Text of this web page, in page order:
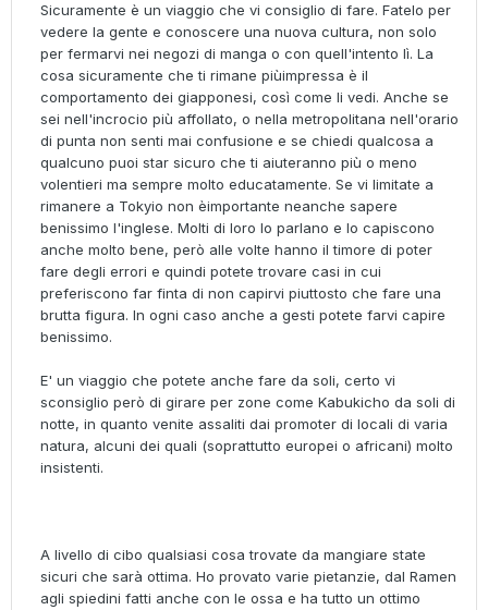
Sicuramente è un viaggio che vi consiglio di fare. Fatelo per
vedere la gente e conoscere una nuova cultura, non solo
per fermarvi nei negozi di manga o con quell'intento lì. La
cosa sicuramente che ti rimane piùimpressa è il
comportamento dei giapponesi, così come li vedi. Anche se
sei nell'incrocio più affollato, o nella metropolitana nell'orario
di punta non senti mai confusione e se chiedi qualcosa a
qualcuno puoi star sicuro che ti aiuteranno più o meno
volentieri ma sempre molto educatamente. Se vi limitate a
rimanere a Tokyio non èimportante neanche sapere
benissimo l'inglese. Molti di loro lo parlano e lo capiscono
anche molto bene, però alle volte hanno il timore di poter
fare degli errori e quindi potete trovare casi in cui
preferiscono far finta di non capirvi piuttosto che fare una
brutta figura. In ogni caso anche a gesti potete farvi capire
benissimo.
E' un viaggio che potete anche fare da soli, certo vi
sconsiglio però di girare per zone come Kabukicho da soli di
notte, in quanto venite assaliti dai promoter di locali di varia
natura, alcuni dei quali (soprattutto europei o africani) molto
insistenti.
A livello di cibo qualsiasi cosa trovate da mangiare state
sicuri che sarà ottima. Ho provato varie pietanzie, dal Ramen
agli spiedini fatti anche con le ossa e ha tutto un ottimo